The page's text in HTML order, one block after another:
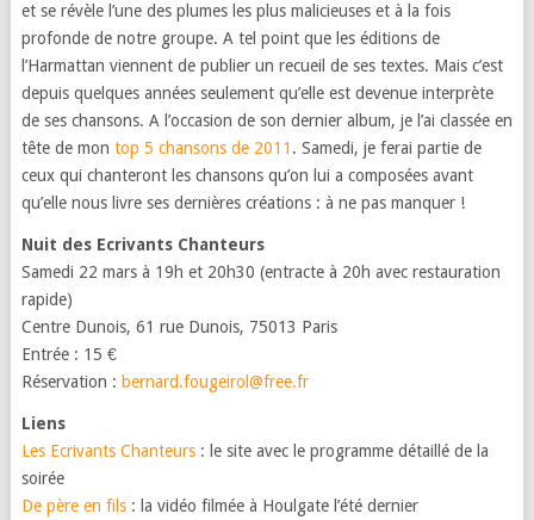
et se révèle l’une des plumes les plus malicieuses et à la fois
profonde de notre groupe. A tel point que les éditions de
l’Harmattan viennent de publier un recueil de ses textes. Mais c’est
depuis quelques années seulement qu’elle est devenue interprète
de ses chansons. A l’occasion de son dernier album, je l’ai classée en
tête de mon top 5 chansons de 2011 . Samedi, je ferai partie de
ceux qui chanteront les chansons qu’on lui a composées avant
qu’elle nous livre ses dernières créations : à ne pas manquer !
Nuit des Ecrivants Chanteurs
Samedi 22 mars à 19h et 20h30 (entracte à 20h avec restauration
rapide)
Centre Dunois, 61 rue Dunois, 75013 Paris
Entrée : 15 €
Réservation : bernard.fougeirol@free.fr
Liens
Les Ecrivants Chanteurs: le site avec le programme détaillé de la
soirée
De père en fils: la vidéo filmée à Houlgate l’été dernier